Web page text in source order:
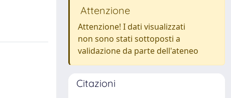
Attenzione
Attenzione! I dati visualizzati
non sono stati sottoposti a
validazione da parte dell'ateneo
Citazioni